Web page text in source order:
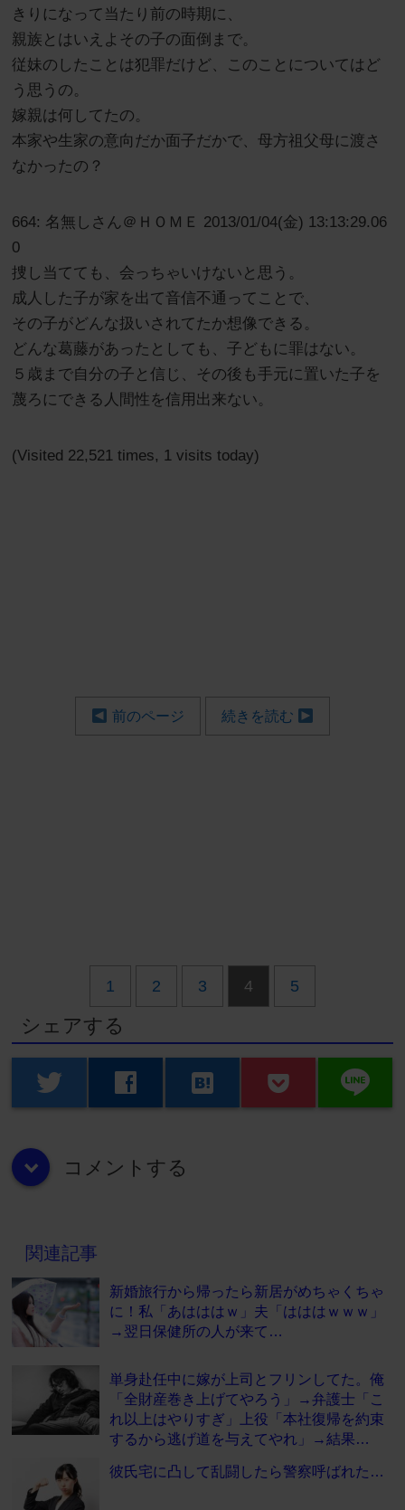
きりになって当たり前の時期に、
親族とはいえよその子の面倒まで。
従妹のしたことは犯罪だけど、このことについてはど
う思うの。
嫁親は何してたの。
本家や生家の意向だか面子だかで、母方祖父母に渡さ
なかったの？
664: 名無しさん＠ＨＯＭＥ 2013/01/04(金) 13:13:29.06
0
捜し当てても、会っちゃいけないと思う。
成人した子が家を出て音信不通ってことで、
その子がどんな扱いされてたか想像できる。
どんな葛藤があったとしても、子どもに罪はない。
５歳まで自分の子と信じ、その後も手元に置いた子を
蔑ろにできる人間性を信用出来ない。
(Visited 22,521 times, 1 visits today)
前のページ 続きを読む
1 2 3 4 5
シェアする
twitter facebook hatenabookmark line
down コメントする
関連記事
新婚旅行から帰ったら新居がめちゃくちゃ
に！私「あはははｗ」夫「はははｗｗｗ」
→翌日保健所の人が来て…
単身赴任中に嫁が上司とフリンしてた。俺
「全財産巻き上げてやろう」→弁護士「こ
れ以上はやりすぎ」上役「本社復帰を約束
するから逃げ道を与えてやれ」→結果…
彼氏宅に凸して乱闘したら警察呼ばれた…